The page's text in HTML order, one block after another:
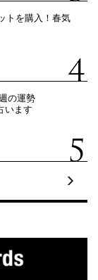
トを購入！春気
の運勢
います